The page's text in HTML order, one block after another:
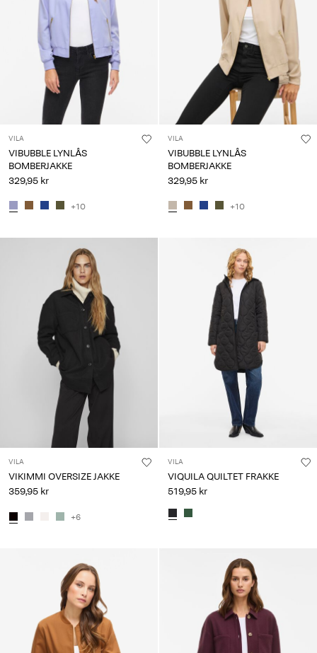
VILA
VIBUBBLE LYNLÅS
BOMBERJAKKE
329,95 kr
+10
VILA
VIBUBBLE LYNLÅS
BOMBERJAKKE
329,95 kr
+10
VILA
VIKIMMI OVERSIZE JAKKE
359,95 kr
+6
VILA
VIQUILA QUILTET FRAKKE
519,95 kr